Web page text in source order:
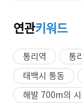
연관키워드
통리역 통
태백시 통동
해발 700m의